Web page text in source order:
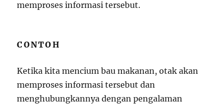
memproses informasi tersebut.
CONTOH
Ketika kita mencium bau makanan, otak akan
memproses informasi tersebut dan
menghubungkannya dengan pengalaman